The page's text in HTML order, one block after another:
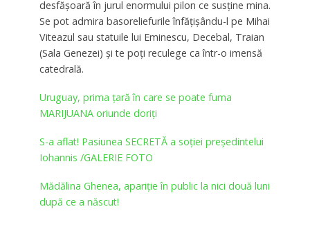
desfășoară în jurul enormului pilon ce susține mina.
Se pot admira basoreliefurile înfățișându-l pe Mihai
Viteazul sau statuile lui Eminescu, Decebal, Traian
(Sala Genezei) și te poți reculege ca într-o imensă
catedrală.
Uruguay, prima țară în care se poate fuma
MARIJUANA oriunde doriți
S-a aflat! Pasiunea SECRETĂ a soției președintelui
Iohannis /GALERIE FOTO
Mădălina Ghenea, apariţie în public la nici două luni
după ce a născut!